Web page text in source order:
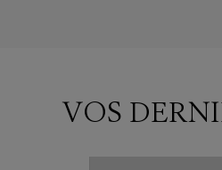
VOS